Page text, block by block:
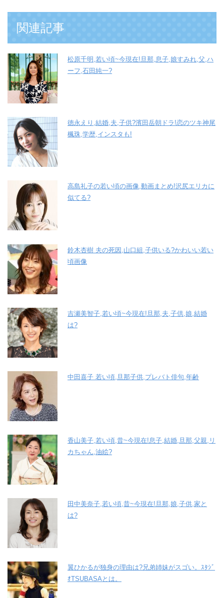
関連記事
松原千明,若い頃~今現在!旦那,息子,娘すみれ,父,ハ
ーフ,石田純一?
徳永えり,結婚,夫,子供?濱田岳朝ドラ!恋のツキ神尾
楓珠,学歴,インスタも!
高島礼子の若い頃の画像,動画まとめ!沢尻エリカに
似てる?
鈴木杏樹 夫の死因,山口組,子供いる?かわいい若い
頃画像
吉瀬美智子,若い頃~今現在!旦那,夫,子供,娘,結婚
は?
中田喜子 若い頃,旦那子供,プレバト俳句,年齢
香山美子,若い頃,昔~今現在!息子,結婚,旦那,父親,リ
カちゃん,油絵?
田中美奈子,若い頃,昔~今現在!旦那,娘,子供,家と
は?
翼ひかるが独身の理由は?兄弟姉妹がスゴい。ｽﾀｼﾞ
ｵTSUBASAとは。